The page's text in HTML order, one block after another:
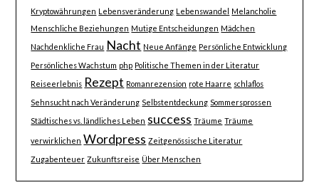
Kryptowährungen Lebensveränderung Lebenswandel Melancholie
Menschliche Beziehungen Mutige Entscheidungen Mädchen
Nachdenkliche Frau Nacht Neue Anfänge Persönliche Entwicklung
Persönliches Wachstum php Politische Themen in der Literatur
Reiseerlebnis Rezept Romanrezension rote Haarre schlaflos
Sehnsucht nach Veränderung Selbstentdeckung Sommersprossen
Städtisches vs. ländliches Leben success Träume Träume
verwirklichen Wordpress Zeitgenössische Literatur
Zugabenteuer Zukunftsreise Über Menschen